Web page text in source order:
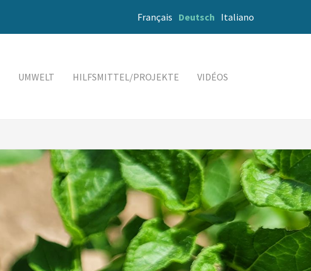
Français Deutsch Italiano
UMWELT HILFSMITTEL/PROJEKTE VIDÉOS